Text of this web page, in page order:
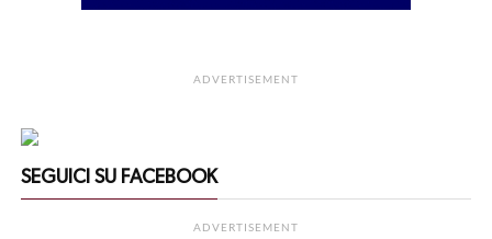
ADVERTISEMENT
SEGUICI SU FACEBOOK
ADVERTISEMENT